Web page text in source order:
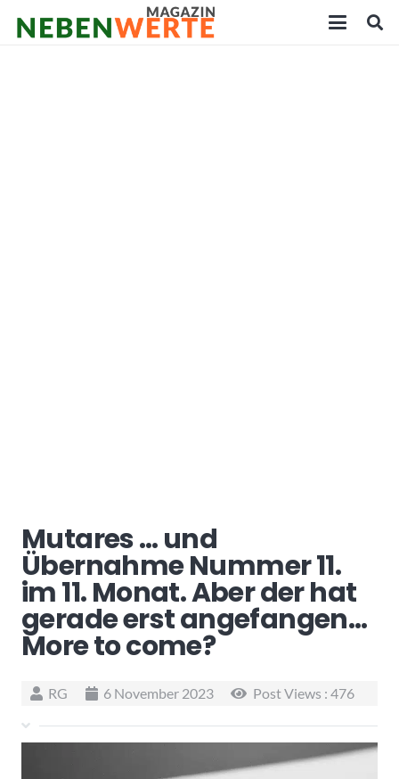
Mutares … und
Übernahme Nummer 11.
im 11. Monat. Aber der hat
gerade erst angefangen…
More to come?
RG 6 November 2023 Post Views : 476